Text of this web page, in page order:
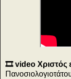
🎞️ video Χριστός